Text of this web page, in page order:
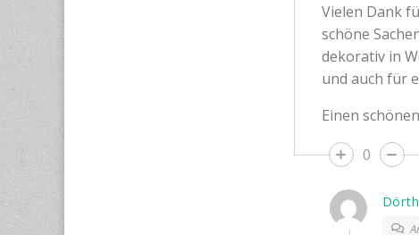
Vielen Dank
schöne
dekorativ in
und auch für
Einen
0